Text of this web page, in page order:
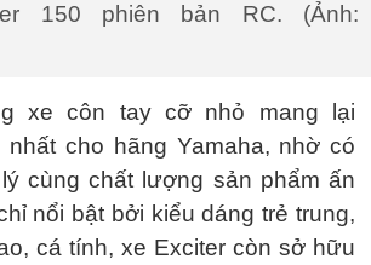
150 phiên bản RC. (Ảnh:
xe côn tay cỡ nhỏ mang lại
nhất cho hãng Yamaha, nhờ có
cùng chất lượng sản phẩm ấn
nổi bật bởi kiểu dáng trẻ trung,
cá tính, xe Exciter còn sở hữu